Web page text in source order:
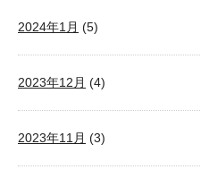
2024年1月 (5)
2023年12月 (4)
2023年11月 (3)